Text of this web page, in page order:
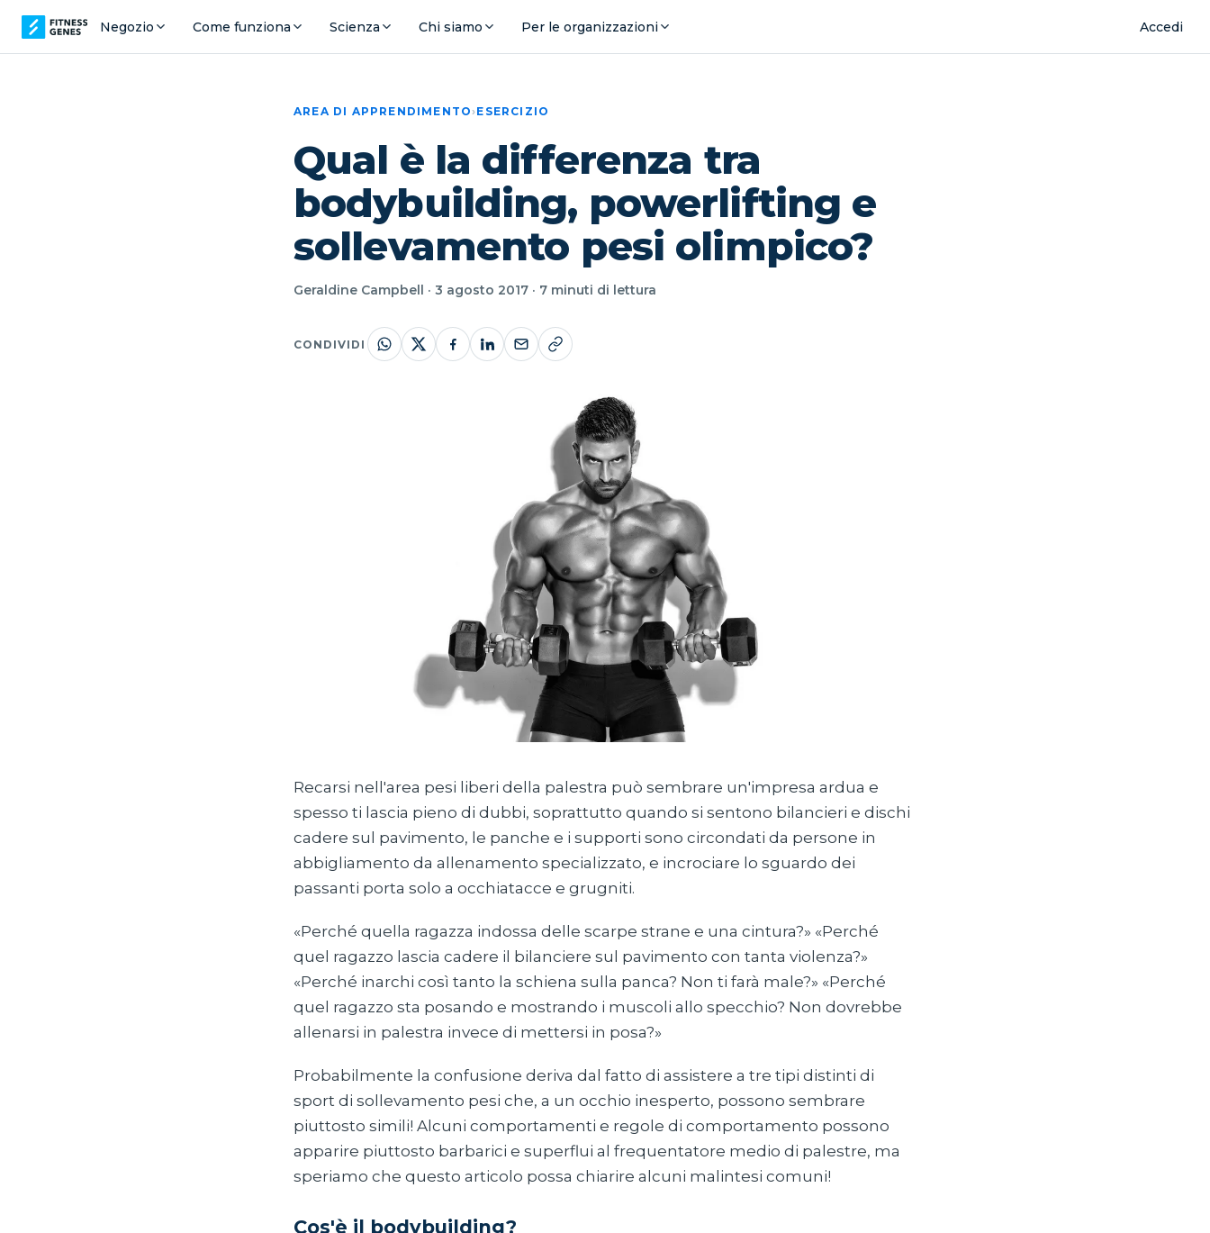
Negozio Come funziona Scienza Chi siamo Per le organizzazioni Accedi
AREA DI APPRENDIMENTO›ESERCIZIO
Qual è la differenza tra
bodybuilding, powerlifting e
sollevamento pesi olimpico?
Geraldine Campbell · 3 agosto 2017 · 7 minuti di lettura
CONDIVIDI
Recarsi nell'area pesi liberi della palestra può sembrare un'impresa ardua e
spesso ti lascia pieno di dubbi, soprattutto quando si sentono bilancieri e dischi
cadere sul pavimento, le panche e i supporti sono circondati da persone in
abbigliamento da allenamento specializzato, e incrociare lo sguardo dei
passanti porta solo a occhiatacce e grugniti.
«Perché quella ragazza indossa delle scarpe strane e una cintura?» «Perché
quel ragazzo lascia cadere il bilanciere sul pavimento con tanta violenza?»
«Perché inarchi così tanto la schiena sulla panca? Non ti farà male?» «Perché
quel ragazzo sta posando e mostrando i muscoli allo specchio? Non dovrebbe
allenarsi in palestra invece di mettersi in posa?»
Probabilmente la confusione deriva dal fatto di assistere a tre tipi distinti di
sport di sollevamento pesi che, a un occhio inesperto, possono sembrare
piuttosto simili! Alcuni comportamenti e regole di comportamento possono
apparire piuttosto barbarici e superflui al frequentatore medio di palestre, ma
speriamo che questo articolo possa chiarire alcuni malintesi comuni!
Cos'è il bodybuilding?